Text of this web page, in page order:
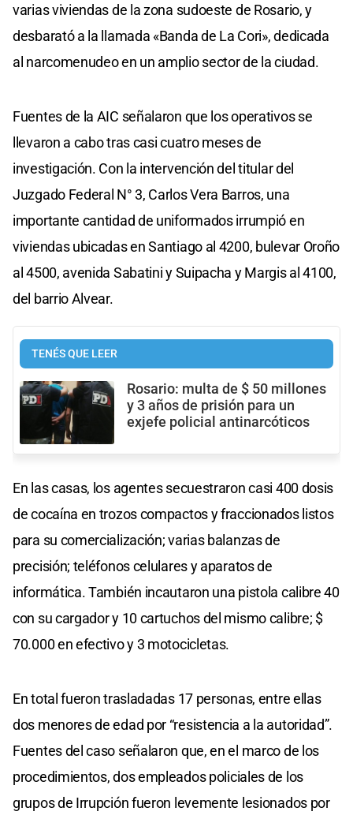
varias viviendas de la zona sudoeste de Rosario, y
desbarató a la llamada «Banda de La Cori», dedicada
al narcomenudeo en un amplio sector de la ciudad.
Fuentes de la AIC señalaron que los operativos se
llevaron a cabo tras casi cuatro meses de
investigación. Con la intervención del titular del
Juzgado Federal N° 3, Carlos Vera Barros, una
importante cantidad de uniformados irrumpió en
viviendas ubicadas en Santiago al 4200, bulevar Oroño
al 4500, avenida Sabatini y Suipacha y Margis al 4100,
del barrio Alvear.
TENÉS QUE LEER
Rosario: multa de $ 50 millones
y 3 años de prisión para un
exjefe policial antinarcóticos
En las casas, los agentes secuestraron casi 400 dosis
de cocaína en trozos compactos y fraccionados listos
para su comercialización; varias balanzas de
precisión; teléfonos celulares y aparatos de
informática. También incautaron una pistola calibre 40
con su cargador y 10 cartuchos del mismo calibre; $
70.000 en efectivo y 3 motocicletas.
En total fueron trasladadas 17 personas, entre ellas
dos menores de edad por “resistencia a la autoridad”.
Fuentes del caso señalaron que, en el marco de los
procedimientos, dos empleados policiales de los
grupos de Irrupción fueron levemente lesionados por